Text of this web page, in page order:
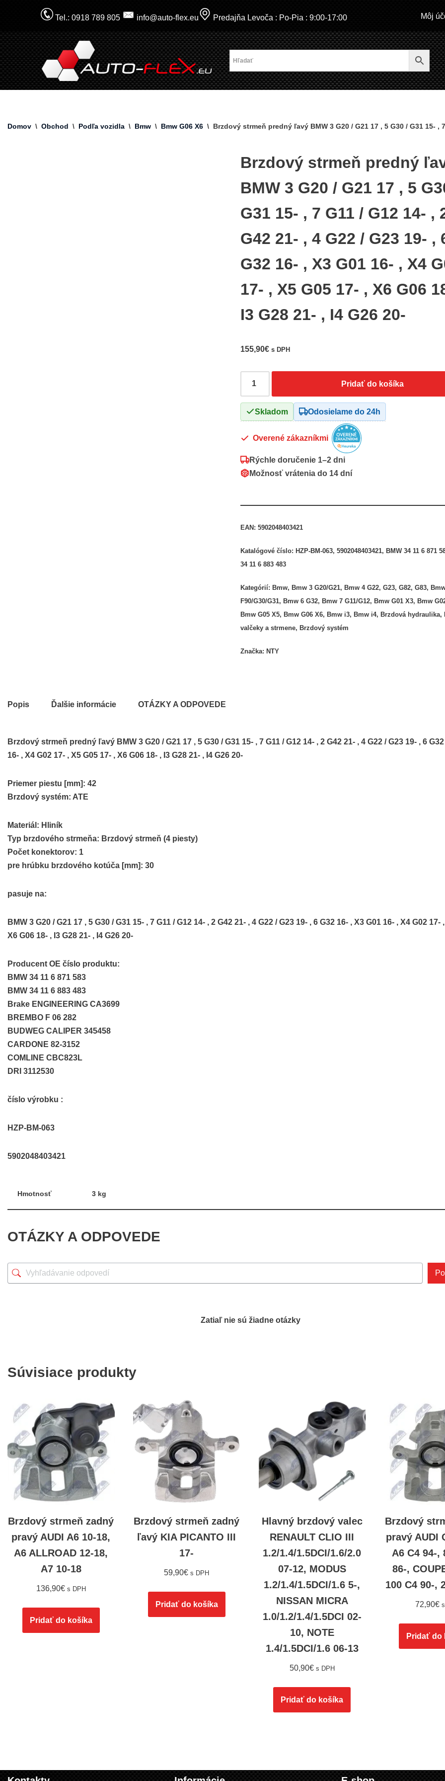
na
obsah
Tel.: 0918 789 805 info@auto-flex.eu Predajňa Levoča : Po-Pia : 9:00-17:00 Môj
Domov \ Obchod \ Podľa vozidla \ Bmw \ Bmw G06 X6 \ Brzdový strmeň predný ľavý BMW 3 G20 / G21 17 , 5 G30 / G31 15- ,
Brzdový strmeň predný
BMW 3 G20 / G21 17 , 5
G31 15- , 7 G11 / G12 14- ,
G42 21- , 4 G22 / G23 19- ,
G32 16- , X3 G01 16- , X4
17- , X5 G05 17- , X6 G06
I3 G28 21- , I4 G26 20-
155,90€ s DPH
Pridať do košíka
Skladom Odosielame do 24h
Overené zákazníkmi
Rýchle doručenie 1–2 dni
Možnosť vrátenia do 14 dní
EAN:5902048403421
Katalógové číslo: HZP-BM-063, 5902048403421, BMW 34 11 6 871
34 11 6 883 483
Kategórií: Bmw, Bmw 3 G20/G21, Bmw 4 G22, G23, G82, G83,
F90/G30/G31, Bmw 6 G32, Bmw 7 G11/G12, Bmw G01 X3, Bmw
Bmw G05 X5, Bmw G06 X6, Bmw i3, Bmw i4, Brzdová hydraulika,
valčeky a strmene, Brzdový systém
Značka: NTY
Popis Ďalšie informácie OTÁZKY A ODPOVEDE
Brzdový strmeň predný ľavý BMW 3 G20 / G21 17 , 5 G30 / G31 15- , 7 G11 / G12 14- , 2 G42 21- , 4 G22 / G23 19- , 6
16- , X4 G02 17- , X5 G05 17- , X6 G06 18- , I3 G28 21- , I4 G26 20-
Priemer piestu [mm]: 42
Brzdový systém: ATE
Materiál: Hliník
Typ brzdového strmeňa: Brzdový strmeň (4 piesty)
Počet konektorov: 1
pre hrúbku brzdového kotúča [mm]: 30
pasuje na:
BMW 3 G20 / G21 17 , 5 G30 / G31 15- , 7 G11 / G12 14- , 2 G42 21- , 4 G22 / G23 19- , 6 G32 16- , X3 G01 16- , X4 G02 17-
X6 G06 18- , I3 G28 21- , I4 G26 20-
Producent OE číslo produktu:
BMW 34 11 6 871 583
BMW 34 11 6 883 483
Brake ENGINEERING CA3699
BREMBO F 06 282
BUDWEG CALIPER 345458
CARDONE 82-3152
COMLINE CBC823L
DRI 3112530
číslo výrobku :
HZP-BM-063
5902048403421
Hmotnosť 3 kg
OTÁZKY A ODPOVEDE
Zatiaľ nie sú žiadne otázky
Súvisiace produkty
Brzdový strmeň zadný
pravý AUDI A6 10-18,
A6 ALLROAD 12-18,
A7 10-18
136,90€ s DPH
Pridať do košíka
Brzdový strmeň zadný
ľavý KIA PICANTO III
17-
59,90€ s DPH
Pridať do košíka
Hlavný brzdový valec
RENAULT CLIO III
1.2/1.4/1.5DCI/1.6/2.0
07-12, MODUS
1.2/1.4/1.5DCI/1.6 5-,
NISSAN MICRA
1.0/1.2/1.4/1.5DCI 02-
10, NOTE
1.4/1.5DCI/1.6 06-13
50,90€ s DPH
Pridať do košíka
Brzdový
pravý AUDI
A6 C4 94-,
86-,
100 C4 90-,
72,90€
Pridať do